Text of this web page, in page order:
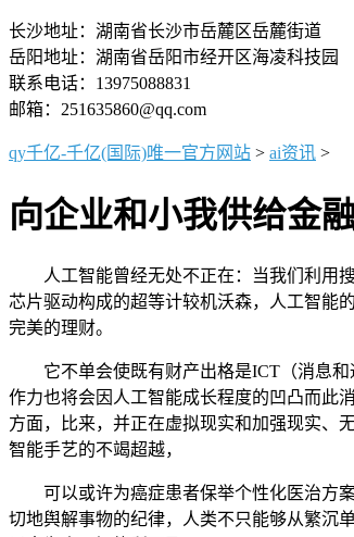
长沙地址：湖南省长沙市岳麓区岳麓街道
岳阳地址：湖南省岳阳市经开区海凌科技园
联系电话：13975088831
邮箱：251635860@qq.com
qy千亿-千亿(国际)唯一官方网站 > ai资讯 >
向企业和小我供给金
人工智能曾经无处不正在：当我们利用搜
芯片驱动构成的超等计较机沃森，人工智能
完美的理财。
它不单会使既有财产出格是ICT（消息和
作力也将会因人工智能成长程度的凹凸而此
方面，比来，并正在虚拟现实和加强现实、
智能手艺的不竭超越，
可以或许为癌症患者保举个性化医治方案
切地舆解事物的纪律，人类不只能够从繁沉